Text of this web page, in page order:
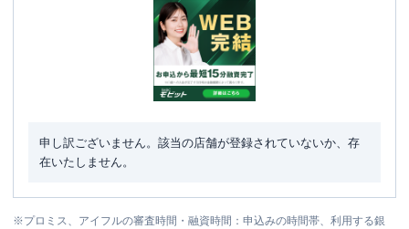
申し訳ございません。該当の店舗が登録されていないか、存
在いたしません。
※プロミス、アイフルの審査時間・融資時間：申込みの時間帯、利用する銀